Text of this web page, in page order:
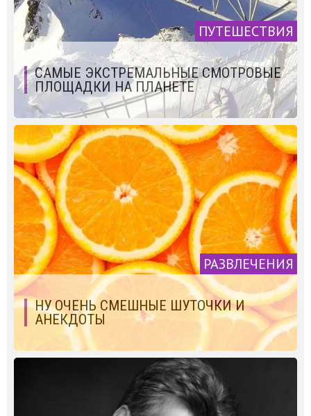
ПУТЕШЕСТВИЯ
САМЫЕ ЭКСТРЕМАЛЬНЫЕ СМОТРОВЫЕ
ПЛОЩАДКИ НА ПЛАНЕТЕ
РАЗВЛЕЧЕНИЯ
НУ ОЧЕНЬ СМЕШНЫЕ ШУТОЧКИ И
АНЕКДОТЫ